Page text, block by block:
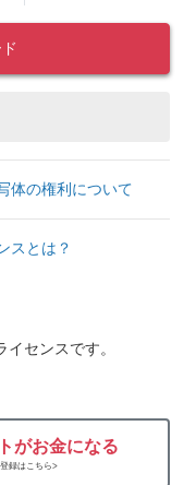
体の権利について
スとは？
センスです。
がお金になる
録はこちら>